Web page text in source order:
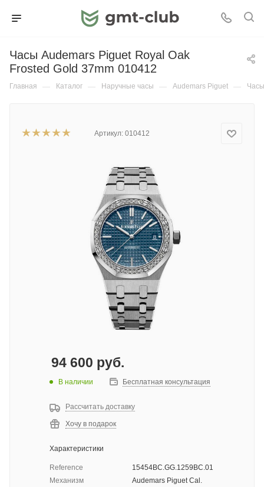
Часы Audemars Piguet Royal Oak
Frosted Gold 37mm 010412
Главная — Каталог — Наручные часы — Audemars Piguet —
Артикул: 010412
94 600 руб.
В наличии Бесплатная консультация
Рассчитать доставку
Хочу в подарок
Характеристики
Reference
15454BC.GG.1259BC.01
Механизм
Audemars Piguet Cal.